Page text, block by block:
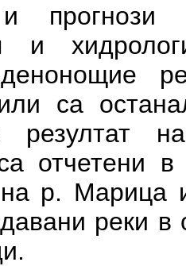
и
денонощие
са
резултат
отчетени в
на р. Марица
реки в